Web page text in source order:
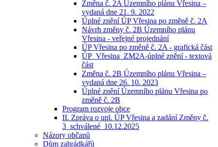
Změna č. 2A Územního plánu Vřesina –
vydaná dne 21. 9. 2022
Úplné znění ÚP Vřesina po změně č. 2A
Návrh změny č. 2B Územního plánu
Vřesina - veřejné projednání
ÚP Vřesina po změně č. 2A - grafická část
ÚP_Vřesina_ZM2A-úplné znění - textová
část
Změna č. 2B Územního plánu Vřesina –
vydaná dne 26. 10. 2023
Úplné znění Územního plánu Vřesina po
změně č. 2B
Program rozvoje obce
II. Zpráva o upl. ÚP Vřesina a zadání Změny č.
3_schválené_10.12.2025
Názory občanů
Dům zahrádkářů